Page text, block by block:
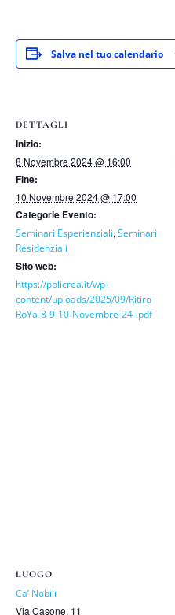
Salva nel tuo calendario
DETTAGLI
Inizio:
8 Novembre 2024 @ 16:00
Fine:
10 Novembre 2024 @ 17:00
Categorie Evento:
Seminari Esperienziali, Seminari
Residenziali
Sito web:
https://policrea.it/wp-
content/uploads/2025/09/Ritiro-
RoYa-8-9-10-Novembre-24-.pdf
LUOGO
Ca’ Nobili
Via Casone, 11